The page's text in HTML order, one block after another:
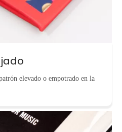
elevado o empotrado en la